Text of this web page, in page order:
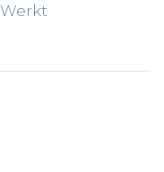
Werkt